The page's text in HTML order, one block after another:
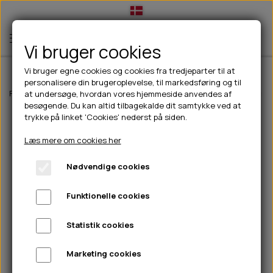
TIL HUND
💧FODER- VANDSKÅLE
CHICOPEE
GODBIDSTASKE
HALSBÅND
🦴 GODBIDDER & SNACKS
🍖 SMAGSVARIANTER
🎾 LEGETØJ
TÆNDER, ØRE, ØJE, POTER & NÆSE
🐾 UDSTYR & KOMFORT
TIL HUNDEEJER
DRIKKEFLASKER/TERMOFLASKER
HUER OG VANTER
PINEWOOD SALES
TIL KAT
TILBUD
NYHEDER
ABONNEMENT
Forside Til hunde Pleje & hygiejne Tænder, øre, øje, poter & næse
Vi bruger cookies
Vi bruger egne cookies og cookies fra tredjeparter til at
personalisere din brugeroplevelse, til markedsføring og til
at undersøge, hvordan vores hjemmeside anvendes af
besøgende. Du kan altid tilbagekalde dit samtykke ved at
trykke på linket 'Cookies' nederst på siden.
Læs mere om cookies her
Nødvendige cookies
Funktionelle cookies
Statistik cookies
Marketing cookies